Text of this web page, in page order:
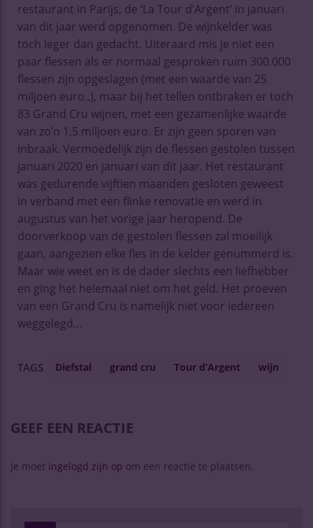
restaurant in Parijs, de ‘La Tour d’Argent’ in januari
van dit jaar werd opgenomen. De wijnkelder was
toch leger dan gedacht. Uiteraard mis je niet een
paar flessen als er normaal gesproken ruim 300.000
flessen zijn opgeslagen (met een waarde van 25
miljoen euro..), maar bij het tellen ontbraken er toch
83 Grand Cru wijnen, met een gezamenlijke waarde
van zo’n 1,5 miljoen euro. Er zijn geen sporen van
inbraak. Vermoedelijk zijn de flessen gestolen tussen
januari 2020 en januari van dit jaar. Het restaurant
was gedurende vijftien maanden gesloten geweest
in verband met een flinke renovatie en werd in
augustus van het vorige jaar heropend. De
doorverkoop van de gestolen flessen zal moeilijk
gaan, aangezien elke fles in de kelder genummerd is.
Maar wie weet en is de dader slechts een liefhebber
en ging het helemaal niet om het geld. Het proeven
van een Grand Cru is namelijk niet voor iedereen
weggelegd…
TAGS Diefstal grand cru Tour d’Argent wijn
GEEF EEN REACTIE
Je moet ingelogd zijn op om een reactie te plaatsen.